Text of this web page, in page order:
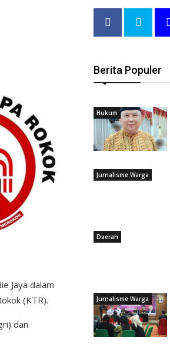
Jaya dalam
(KTR).
dan
Berita Populer
Hukum
Jurnalisme Warga
Daerah
Jurnalisme Warga